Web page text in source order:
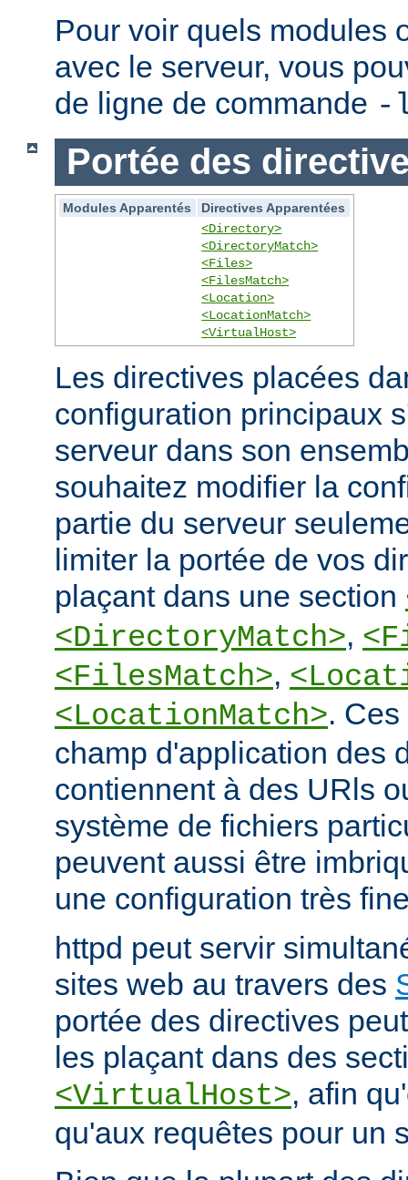
Pour voir quels modules
avec le serveur, vous
de ligne de commande -
Portée des
Modules Apparentés
Directives Apparentées
<Directory>
<DirectoryMatch>
<Files>
<FilesMatch>
<Location>
<LocationMatch>
<VirtualHost>
Les directives placées
configuration principaux
serveur dans son
souhaitez modifier la
partie du serveur
limiter la portée de vos
plaçant dans une section
<DirectoryMatch>,
<FilesMatch>,
<LocationMatch>.
champ d'application des
contiennent à des URls
système de fichiers
peuvent aussi être
une configuration très
httpd peut servir
sites web au travers des
portée des directives
les plaçant dans des
<VirtualHost>, afin
qu'aux requêtes pour un